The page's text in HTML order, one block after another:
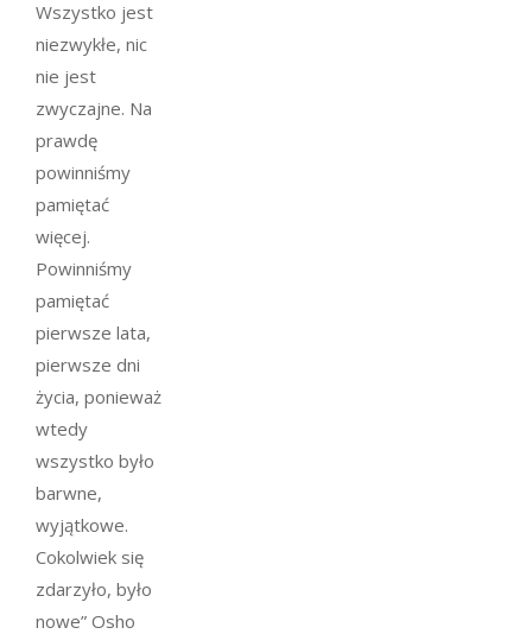
Wszystko jest
niezwykłe, nic
nie jest
zwyczajne. Na
prawdę
powinniśmy
pamiętać
więcej.
Powinniśmy
pamiętać
pierwsze lata,
pierwsze dni
życia, ponieważ
wtedy
wszystko było
barwne,
wyjątkowe.
Cokolwiek się
zdarzyło, było
nowe” Osho